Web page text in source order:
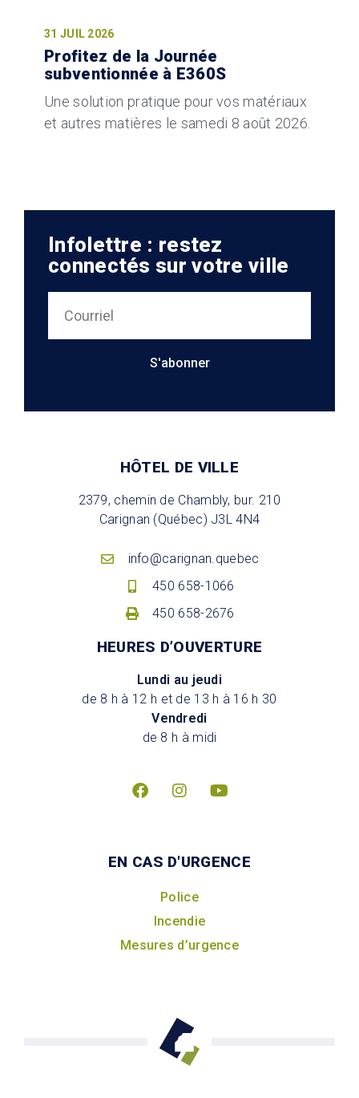
31 JUIL 2026
Profitez de la Journée
subventionnée à E360S
Une solution pratique pour vos matériaux
et autres matières le samedi 8 août 2026.
Infolettre : restez
connectés sur votre ville
S'abonner
HÔTEL DE VILLE
2379, chemin de Chambly, bur. 210
Carignan (Québec) J3L 4N4
info@carignan.quebec
450 658-1066
450 658-2676
HEURES D’OUVERTURE
Lundi au jeudi
de 8 h à 12 h et de 13 h à 16 h 30
Vendredi
de 8 h à midi
EN CAS D'URGENCE
Police
Incendie
Mesures d’urgence